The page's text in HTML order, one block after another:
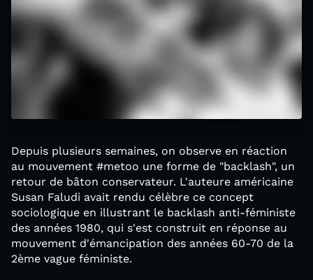
Depuis plusieurs semaines, on observe en réaction
au mouvement #metoo une forme de "backlash", un
retour de bâton conservateur. L'auteure américaine
Susan Faludi avait rendu célèbre ce concept
sociologique en illustrant le backlash anti-féministe
des années 1980, qui s'est construit en réponse au
mouvement d'émancipation des années 60-70 de la
2ème vague féministe.